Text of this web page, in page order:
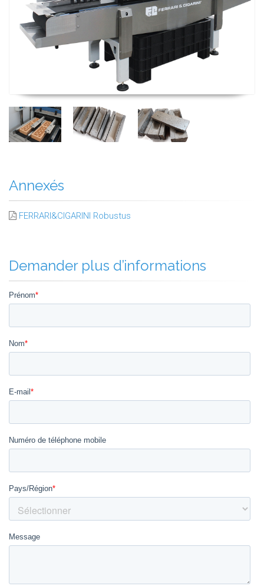
Annexés
FERRARI&CIGARINI Robustus
Demander plus d’informations